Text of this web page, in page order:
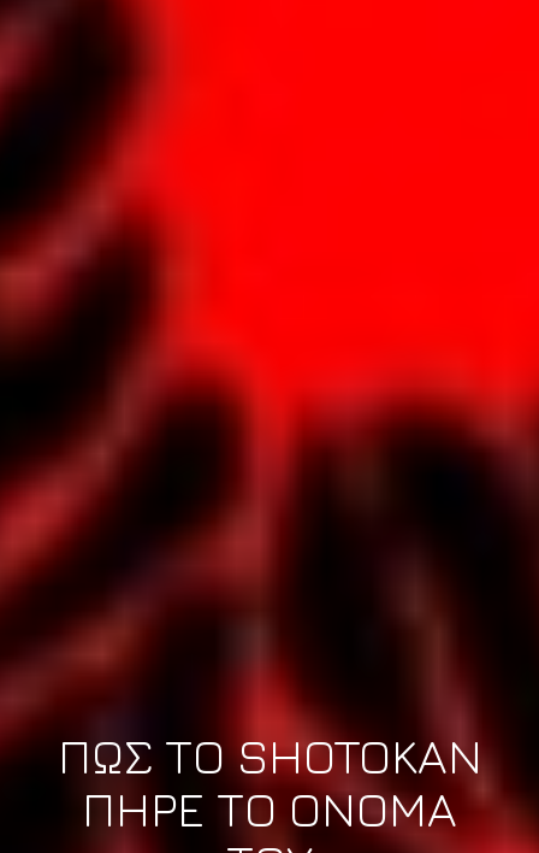
ΠΩΣ ΤΟ SHOTOKAN
ΠΗΡΕ ΤΟ ΟΝΟΜΑ